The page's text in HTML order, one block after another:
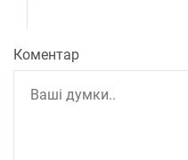
Коментар